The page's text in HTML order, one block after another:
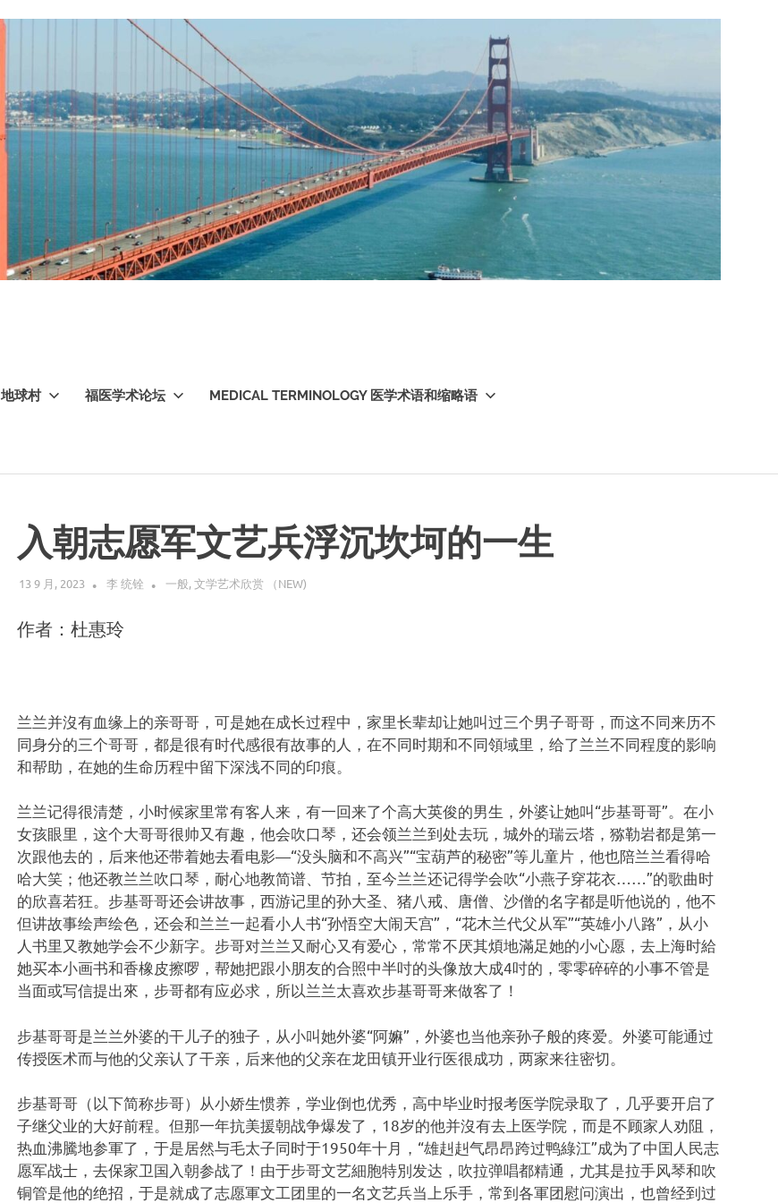
地球村 福医学术论坛 MEDICAL TERMINOLOGY 医学术语和缩略语
入朝志愿军文艺兵浮沉坎坷的一生
13 9 月, 2023 李 统铨 一般,文学艺术欣赏 （NEW)
作者：杜惠玲
兰兰并沒有血缘上的亲哥哥，可是她在成长过程中，家里长辈却让她叫过三个男子哥哥，而这不同来历不
同身分的三个哥哥，都是很有时代感很有故事的人，在不同时期和不同領域里，给了兰兰不同程度的影响
和帮助，在她的生命历程中留下深浅不同的印痕。
兰兰记得很清楚，小时候家里常有客人来，有一回来了个高大英俊的男生，外婆让她叫“步基哥哥”。在小
女孩眼里，这个大哥哥很帅又有趣，他会吹口琴，还会领兰兰到处去玩，城外的瑞云塔，猕勒岩都是第一
次跟他去的，后来他还带着她去看电影—“没头脑和不高兴”“宝葫芦的秘密”等儿童片，他也陪兰兰看得哈
哈大笑；他还教兰兰吹口琴，耐心地教简谱、节拍，至今兰兰还记得学会吹“小燕子穿花衣……”的歌曲时
的欣喜若狂。步基哥哥还会讲故事，西游记里的孙大圣、猪八戒、唐僧、沙僧的名字都是听他说的，他不
但讲故事绘声绘色，还会和兰兰一起看小人书“孙悟空大闹天宫”，“花木兰代父从军”“英雄小八路”，从小
人书里又教她学会不少新字。步哥对兰兰又耐心又有爱心，常常不厌其煩地滿足她的小心愿，去上海时給
她买本小画书和香橡皮擦啰，帮她把跟小朋友的合照中半吋的头像放大成4吋的，零零碎碎的小事不管是
当面或写信提出來，步哥都有应必求，所以兰兰太喜欢步基哥哥来做客了！
步基哥哥是兰兰外婆的干儿子的独子，从小叫她外婆“阿嫲”，外婆也当他亲孙子般的疼爱。外婆可能通过
传授医术而与他的父亲认了干亲，后来他的父亲在龙田镇开业行医很成功，两家来往密切。
步基哥哥（以下简称步哥）从小娇生惯养，学业倒也优秀，高中毕业时报考医学院录取了，几乎要开启了
子继父业的大好前程。但那一年抗美援朝战争爆发了，18岁的他并沒有去上医学院，而是不顾家人劝阻，
热血沸騰地参軍了，于是居然与毛太子同时于1950年十月，“雄赳赳气昂昂跨过鸭綠江”成为了中囯人民志
愿军战士，去保家卫国入朝参战了！由于步哥文艺細胞特別发达，吹拉弹唱都精通，尤其是拉手风琴和吹
铜管是他的绝招，于是就成了志愿軍文工团里的一名文艺兵当上乐手，常到各軍团慰问演出，也曾经到过